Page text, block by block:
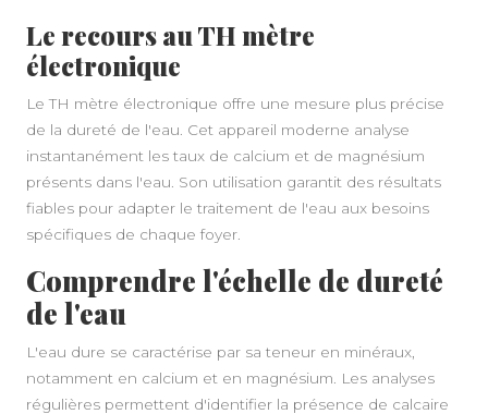
Le recours au TH mètre
électronique
Le TH mètre électronique offre une mesure plus précise
de la dureté de l'eau. Cet appareil moderne analyse
instantanément les taux de calcium et de magnésium
présents dans l'eau. Son utilisation garantit des résultats
fiables pour adapter le traitement de l'eau aux besoins
spécifiques de chaque foyer.
Comprendre l'échelle de dureté
de l'eau
L'eau dure se caractérise par sa teneur en minéraux,
notamment en calcium et en magnésium. Les analyses
régulières permettent d'identifier la présence de calcaire